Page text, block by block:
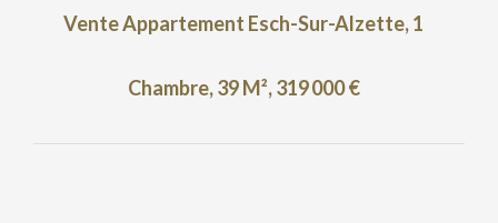
Vente Appartement Esch-Sur-Alzette, 1
Chambre, 39 M², 319 000 €